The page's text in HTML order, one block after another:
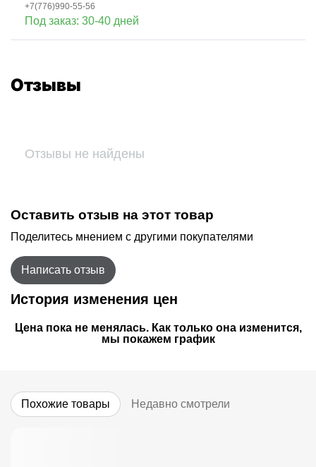
+7(776)990-55-56
Под заказ: 30-40 дней
Отзывы
Отзывы не найдены
Оставить отзыв на этот товар
Поделитесь мнением с другими покупателями
Написать отзыв
История изменения цен
Цена пока не менялась. Как только она изменится,
мы покажем график
Похожие товары Недавно смотрели